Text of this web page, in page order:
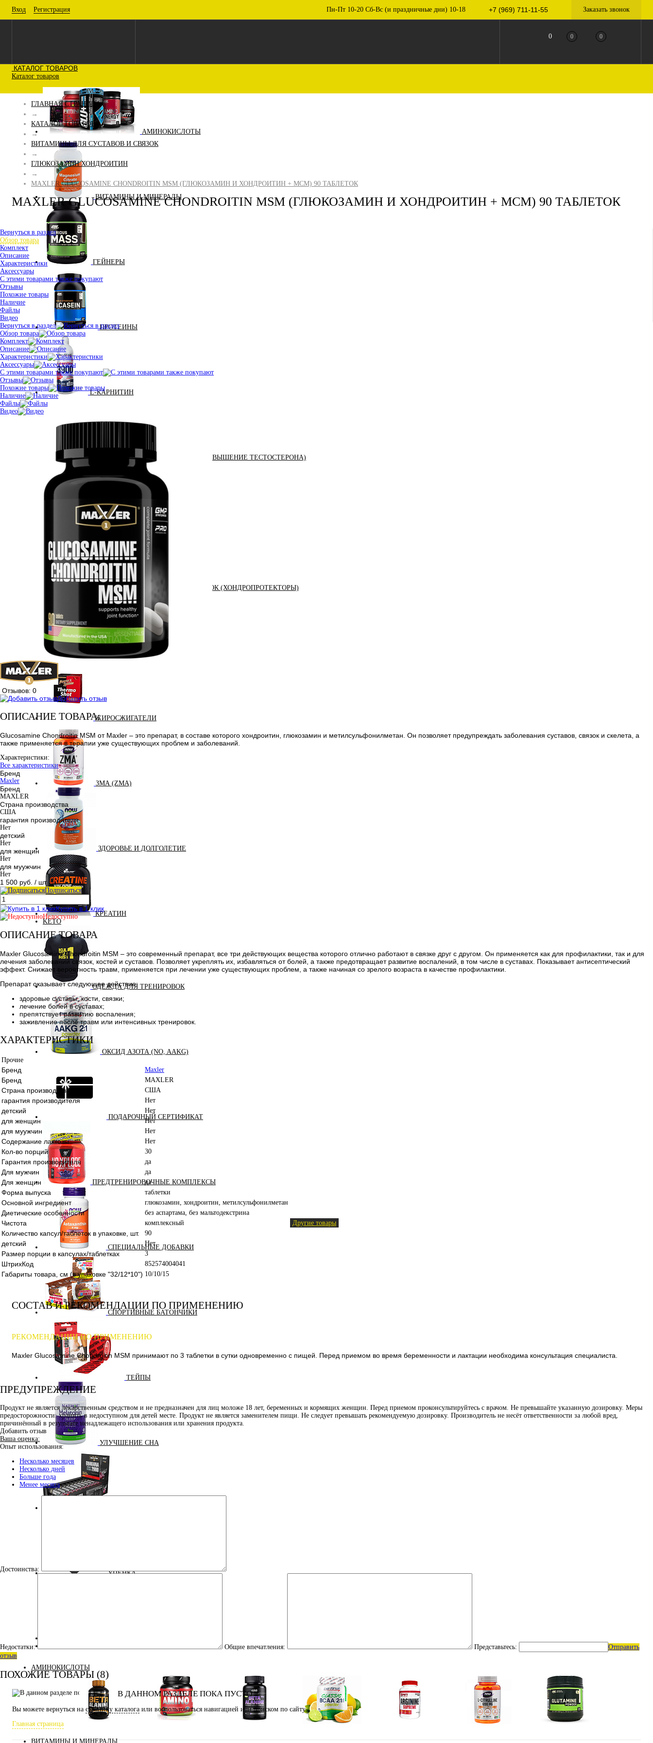
Вход Регистрация Пн-Пт 10-20 Сб-Вс (и праздничные дни) 10-18 +7 (969) 711-11-55 Заказать звонок
0 0 0
КАТАЛОГ ТОВАРОВ
Каталог товаров
АМИНОКИСЛОТЫ
ВИТАМИНЫ И МИНЕРАЛЫ
ГЕЙНЕРЫ
ПРОТЕИНЫ
L-КАРНИТИН
АНАБОЛИЧЕСКИЕ КОМПЛЕКСЫ(ПОВЫШЕНИЕ ТЕСТОСТЕРОНА)
АКСЕССУАРЫ
ДОБАВКИ ДЛЯ СУСТАВОВ И СВЯЗОК (ХОНДРОПРОТЕКТОРЫ)
ДИЕТИЧЕСКОЕ ПИТАНИЕ
ЖИРОСЖИГАТЕЛИ
ЗМА (ZMA)
ЗДОРОВЬЕ И ДОЛГОЛЕТИЕ
КРЕАТИН
KETO
ОДЕЖДА ДЛЯ ТРЕНИРОВОК
ОКСИД АЗОТА (NO, AAKG)
ПОДАРОЧНЫЙ СЕРТИФИКАТ
ПРЕДТРЕНИРОВОЧНЫЕ КОМПЛЕКСЫ
СПЕЦИАЛЬНЫЕ ДОБАВКИ
СПОРТИВНЫЕ БАТОНЧИКИ
ТЕЙПЫ
УЛУЧШЕНИЕ СНА
УЦЕНКА
АМИНОКИСЛОТЫ
ВИТАМИНЫ И МИНЕРАЛЫ
ГЛАВНАЯ СТРАНИЦА
→
КАТАЛОГ ТОВАРОВ
→
ВИТАМИНЫ ДЛЯ СУСТАВОВ И СВЯЗОК
→
ГЛЮКОЗАМИН ХОНДРОИТИН
→
MAXLER GLUCOSAMINE CHONDROITIN MSM (ГЛЮКОЗАМИН И ХОНДРОИТИН + МСМ) 90 ТАБЛЕТОК
MAXLER GLUCOSAMINE CHONDROITIN MSM (ГЛЮКОЗАМИН И ХОНДРОИТИН + МСМ) 90 ТАБЛЕТОК
Вернуться в раздел
Обзор товара
Комплект
Описание
Характеристики
Аксессуары
С этими товарами также покупают
Отзывы
Похожие товары
Наличие
Файлы
Видео
Вернуться в раздел
Обзор товара
Комплект
Описание
Характеристики
Аксессуары
С этими товарами также покупают
Отзывы
Похожие товары
Наличие
Файлы
Видео
Отзывов: 0
Добавить отзыв
ОПИСАНИЕ ТОВАРА:
Glucosamine Chondroitin MSM от Maxler – это препарат, в составе которого хондроитин, глюкозамин и метилсульфонилметан. Он позволяет предупреждать заболевания суставов, связок и скелета, а
также применяется в терапии уже существующих проблем и заболеваний.
Характеристики:
Все характеристики
Бренд
Maxler
Бренд
MAXLER
Страна производства
США
гарантия производителя
Нет
детский
Нет
для женщин
Нет
для муужчин
Нет
1 500 руб. / шт
Подписаться
Купить в 1 клик
Недоступно
ОПИСАНИЕ ТОВАРА
Maxler Glucosamine Chondroitin MSM – это современный препарат, все три действующих вещества которого отлично работают в связке друг с другом. Он применяется как для профилактики, так и для
лечения заболеваний связок, костей и суставов. Позволяет укреплять их, избавляться от болей, а также предотвращает развитие воспалений, в том числе в суставах. Показывает антисептический
эффект. Снижает вероятность травм, применяется при лечении уже существующих проблем, а также начиная со зрелого возраста в качестве профилактики.
Препарат оказывает следующее действие:
здоровые суставы, кости, связки;
лечение болей в суставах;
препятствует развитию воспаления;
заживление после травм или интенсивных тренировок.
ХАРАКТЕРИСТИКИ
Прочие
Бренд Maxler
Бренд MAXLER
Страна производства США
гарантия производителя Нет
детский Нет
для женщин Нет
для муужчин Нет
Содержание лактозы Нет
Кол-во порций 30
Гарантия производителя да
Для мужчин да
Для женщин да
Форма выпуска таблетки
Основной ингредиент глюкозамин, хондроитин, метилсульфонилметан
Диетические особенности без аспартама, без мальтодекстрина
Чистота комплексный Другие товары
Количество капсул/таблеток в упаковке, шт. 90
детский Нет
Размер порции в капсулах/таблетках 3
ШтрихКод 852574004041
Габариты товара, см (в упаковке "32/12*10") 10/10/15
СОСТАВ И РЕКОМЕНДАЦИИ ПО ПРИМЕНЕНИЮ
РЕКОМЕНДАЦИИ ПО ПРИМЕНЕНИЮ
Maxler Glucosamine Chondroitin MSM принимают по 3 таблетки в сутки одновременно с пищей. Перед приемом во время беременности и лактации необходима консультация специалиста.
ПРЕДУПРЕЖДЕНИЕ
Продукт не является лекарственным средством и не предназначен для лиц моложе 18 лет, беременных и кормящих женщин. Перед приемом проконсультируйтесь с врачом. Не превышайте указанную дозировку. Меры
предосторожности: хранить в недоступном для детей месте. Продукт не является заменителем пищи. Не следует превышать рекомендуемую дозировку. Производитель не несёт ответственности за любой вред,
причинённый в результате ненадлежащего использования или хранения продукта.
Добавить отзыв
Ваша оценка:
Опыт использования:
Несколько месяцев
Несколько дней
Больше года
Менее месяца
Достоинства:
Недостатки: Общие впечатления: Представьтесь:
Отправить
отзыв
ПОХОЖИЕ ТОВАРЫ (8)
В ДАННОМ РАЗДЕЛЕ ПОКА ПУСТО
Вы можете вернуться на страницу каталога или воспользоваться навигацией или поиском по сайту.
Главная страница